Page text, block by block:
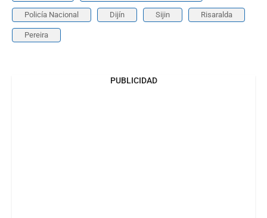
Policía Nacional Dijín Sijin Risaralda
Pereira
PUBLICIDAD